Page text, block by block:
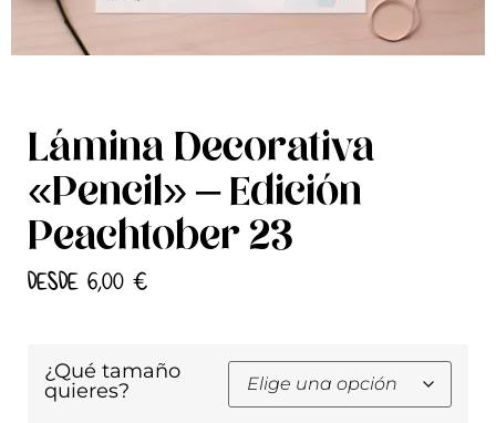
Lámina Decorativa
«Pencil» – Edición
Peachtober 23
DESDE 6,00 €
¿Qué tamaño
quieres?